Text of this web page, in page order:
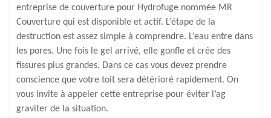
entreprise de couverture pour Hydrofuge nommée MR
Couverture qui est disponible et actif. L’étape de la
destruction est assez simple à comprendre. L’eau entre dans
les pores. Une fois le gel arrivé, elle gonfle et crée des
fissures plus grandes. Dans ce cas vous devez prendre
conscience que votre toit sera détérioré rapidement. On
vous invite à appeler cette entreprise pour éviter l’ag
graviter de la situation.